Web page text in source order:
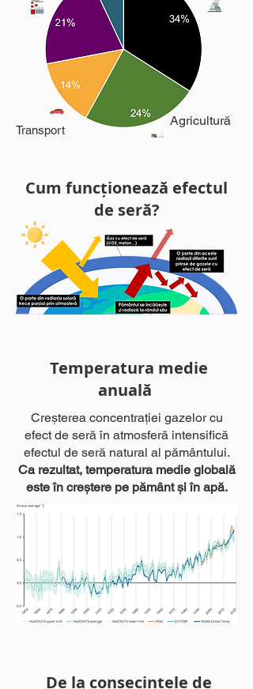
Agricultură
Transport
Cum funcționează efectul
de seră?
Temperatura medie
anuală
Creșterea concentrației gazelor cu
efect de seră în atmosferă intensifică
efectul de seră natural al pământului.
Ca rezultat, temperatura medie globală
este în creștere pe pământ și în apă.
De la consecințele de